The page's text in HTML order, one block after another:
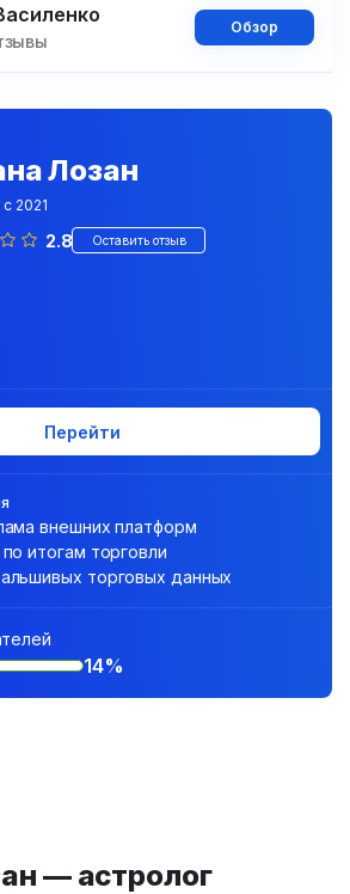
Обзор
Лозан
2021
2.8 Оставить отзыв
внешних платформ
итогам торговли
торговых данных
Перейти
14%
— астролог